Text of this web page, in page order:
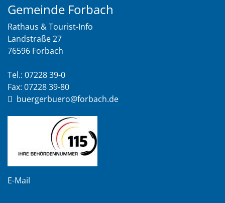
Gemeinde Forbach
Rathaus & Tourist-Info
Landstraße 27
76596 Forbach
Tel.: 07228 39-0
Fax: 07228 39-80
buergerbuero@forbach.de
E-Mail